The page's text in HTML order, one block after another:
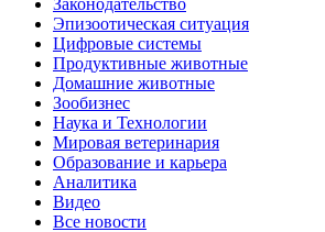
Эпизоотическая ситуация
Цифровые системы
Продуктивные животные
Домашние животные
Зообизнес
Наука и Технологии
Мировая ветеринария
Образование и карьера
Аналитика
Видео
Все новости